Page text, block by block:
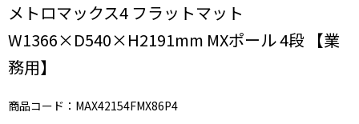
メトロマックス4 フラットマット
W1366×D540×H2191mm MXポール 4段 【業
務用】
商品コード：MAX42154FMX86P4